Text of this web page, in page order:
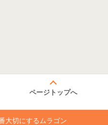
ページトップへ
大切にするムラゴン